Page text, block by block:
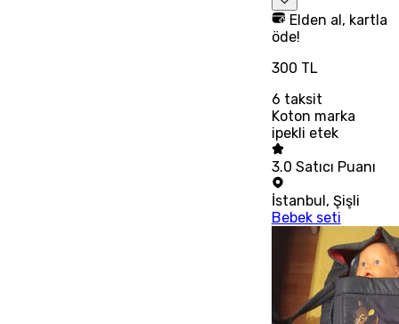
Elden al, kartla
öde!
300 TL
6 taksit
Koton marka
ipekli etek
3.0 Satıcı Puanı
İstanbul, Şişli
Bebek seti